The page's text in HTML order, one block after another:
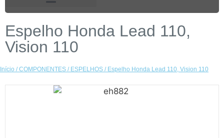
Espelho Honda Lead 110,
Vision 110
Início /COMPONENTES / ESPELHOS / Espelho Honda Lead 110, Vision 110